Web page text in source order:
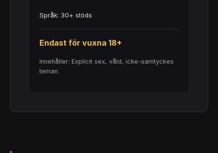
Språk: 30+ stöds
Endast för vuxna 18+
Innehåller: Explicit sex, våld, icke-samtyckes
teman.